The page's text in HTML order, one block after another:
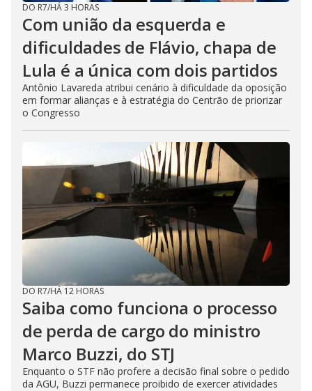
DO R7/HÁ 3 HORAS
Com união da esquerda e
dificuldades de Flávio, chapa de
Lula é a única com dois partidos
Antônio Lavareda atribui cenário à dificuldade da oposição
em formar alianças e à estratégia do Centrão de priorizar
o Congresso
DO R7/HÁ 12 HORAS
Saiba como funciona o processo
de perda de cargo do ministro
Marco Buzzi, do STJ
Enquanto o STF não profere a decisão final sobre o pedido
da AGU, Buzzi permanece proibido de exercer atividades